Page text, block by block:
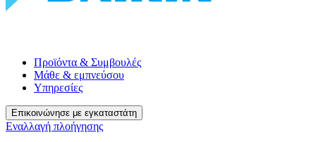
Προϊόντα & Συμβουλές
Μάθε & εμπνεύσου
Υπηρεσίες
Επικοινώνησε με εγκαταστάτη
Εναλλαγή πλοήγησης